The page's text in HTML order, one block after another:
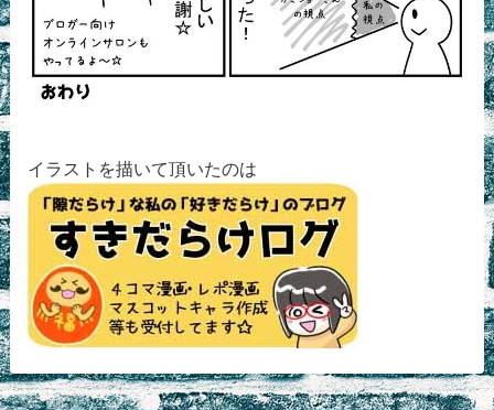
イラストを描いて頂いたのは